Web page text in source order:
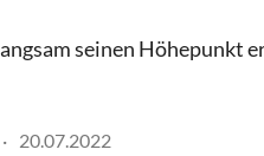
seinen Höhepunkt
20.07.2022